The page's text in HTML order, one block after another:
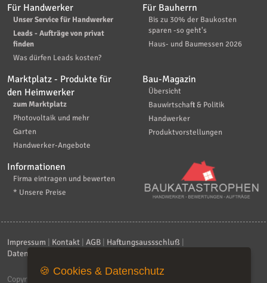
Für Handwerker
Unser Service für Handwerker
Leads - Aufträge von privat
finden
Was dürfen Leads kosten?
Für Bauherrn
Bis zu 30% der Baukosten
sparen -so geht's
Haus- und Baumessen 2026
Marktplatz - Produkte für
den Heimwerker
zum Marktplatz
Photovoltaik und mehr
Garten
Handwerker-Angebote
Bau-Magazin
Übersicht
Bauwirtschaft & Politik
Handwerker
Produktvorstellungen
Informationen
Firma eintragen und bewerten
* Unsere Preise
Impressum Kontakt AGB Haftungsaussschluß
Datenschutzerklärung
Copyright © 2026
🍪 Cookies & Datenschutz